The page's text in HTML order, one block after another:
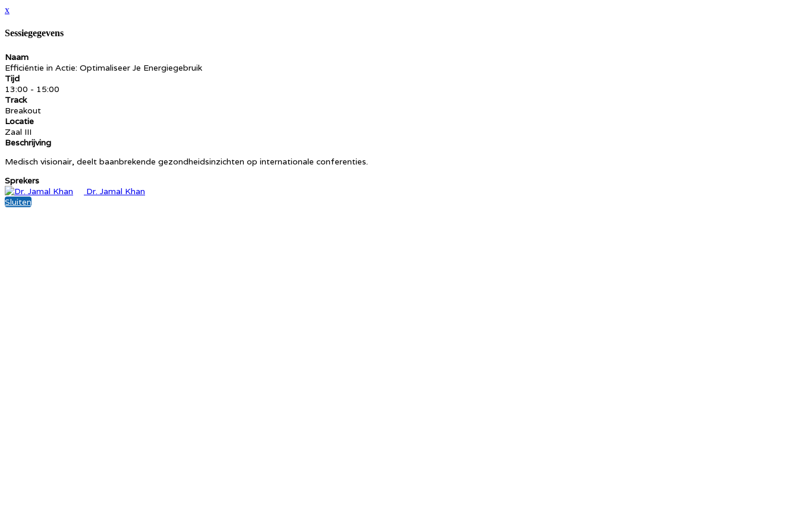
x
Sessiegegevens
Naam
Efficiëntie in Actie: Optimaliseer Je Energiegebruik
Tijd
13:00 - 15:00
Track
Breakout
Locatie
Zaal III
Beschrijving
Medisch visionair, deelt baanbrekende gezondheidsinzichten op internationale conferenties.
Sprekers
Dr. Jamal Khan
Sluiten